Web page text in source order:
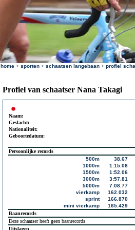
home > sporten > schaatsen langebaan > profiel
Profiel van schaatser Nana Takagi
Naam:
Geslacht:
Nationaliteit:
Geboortedatum:
Persoonlijke records
500m
38.67
1000m
1:15.08
1500m
1:52.06
3000m
3:57.81
5000m
7:08.77
vierkamp
162.032
sprint
166.870
mini vierkamp
165.429
Baanrecords
Deze schaatser heeft geen baanrecords